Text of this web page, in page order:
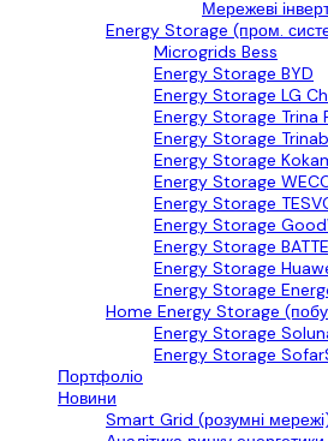
Мережеві
Energy Storage (пром.
Microgrids Bess
Energy Storage BYD
Energy Storage LG
Energy Storage Trina
Energy Storage
Energy Storage
Energy Storage
Energy Storage
Energy Storage
Energy Storage
Energy Storage
Energy Storage
Home Energy Storage
Energy Storage
Energy Storage
Портфоліо
Новини
Smart Grid (розумні